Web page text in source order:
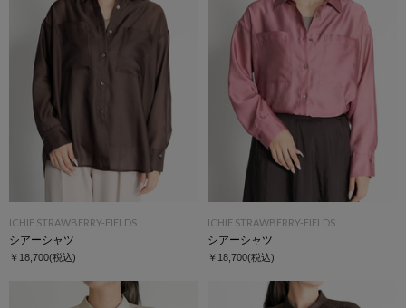
ICHIE STRAWBERRY-FIELDS
シアーシャツ
￥18,700(税込)
ICHIE STRAWBERRY-FIELDS
シアーシャツ
￥18,700(税込)